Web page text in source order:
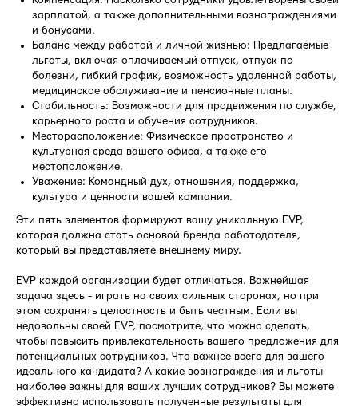
зарплатой, а также дополнительными вознаграждениями
и бонусами.
Баланс между работой и личной жизнью: Предлагаемые
льготы, включая оплачиваемый отпуск, отпуск по
болезни, гибкий график, возможность удаленной работы,
медицинское обслуживание и пенсионные планы.
Стабильность: Возможности для продвижения по службе,
карьерного роста и обучения сотрудников.
Месторасположение: Физическое пространство и
культурная среда вашего офиса, а также его
местоположение.
Уважение: Командный дух, отношения, поддержка,
культура и ценности вашей компании.
Эти пять элементов формируют вашу уникальную EVP,
которая должна стать основой бренда работодателя,
который вы представляете внешнему миру.
EVP каждой организации будет отличаться. Важнейшая
задача здесь - играть на своих сильных сторонах, но при
этом сохранять целостность и быть честным. Если вы
недовольны своей EVP, посмотрите, что можно сделать,
чтобы повысить привлекательность вашего предложения для
потенциальных сотрудников. Что важнее всего для вашего
идеального кандидата? А какие вознаграждения и льготы
наиболее важны для ваших лучших сотрудников? Вы можете
эффективно использовать полученные результаты для